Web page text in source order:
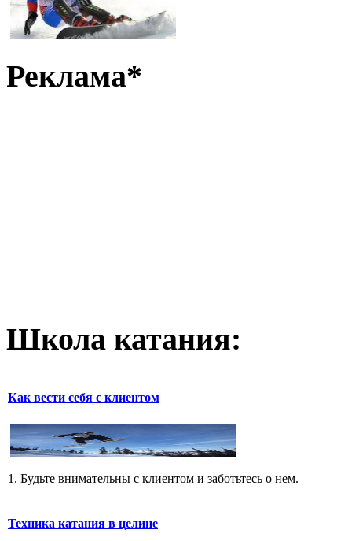
Реклама*
Школа катания:
Как вести себя с клиентом
1. Будьте внимательны с клиентом и заботьтесь о нем.
Техника катания в целине